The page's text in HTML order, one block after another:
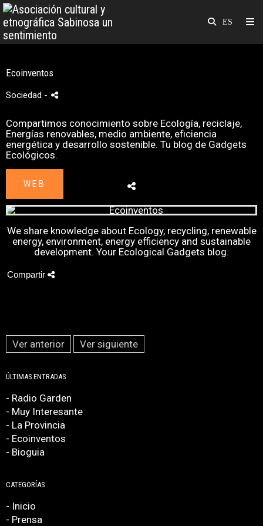
Ecoinventos
Sociedad -
Compartimos conocimiento sobre Ecología, reciclaje,
Energías renovables, medio ambiente, eficiencia
energética y desarrollo sostenible. Tu blog de Gadgets
Ecológicos.
WEB
We share knowledge about Ecology, recycling, renewable
energy, environment, energy efficiency and sustainable
development. Your Ecological Gadgets blog.
Compartir
Ver anterior Ver siguiente
ÚLTIMAS ENTRADAS
- Radio Garden
- Muy Interesante
- La Provincia
- Ecoinventos
- Bioguia
CATEGORÍAS
- Inicio
- Prensa